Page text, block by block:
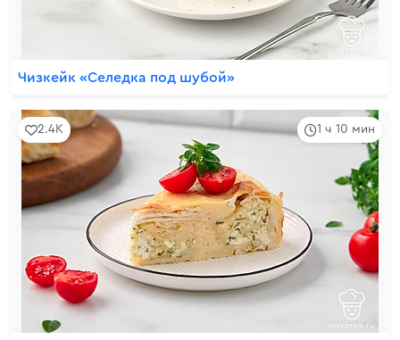
Чизкейк «Селедка под шубой»
1 ч 10 мин
2.4K